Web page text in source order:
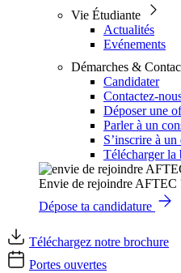
Vie Étudiante
Actualités
Evénements
Démarches &
Candidater
Contactez-
Déposer une
Parler à un
S’inscrire à
Télécharger la
Envie de rejoindre AFTEC
Dépose ta candidature
Téléchargez notre brochure
Portes ouvertes